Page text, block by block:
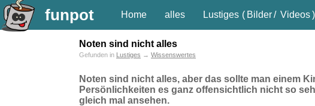
funpot Home alles Lustiges ( Bilder/ Videos)
Noten sind nicht alles
Gefunden in Lustiges → Wissenswertes
Noten sind nicht alles, aber das sollte man einem
Persönlichkeiten es ganz offensichtlich nicht so
gleich mal ansehen.